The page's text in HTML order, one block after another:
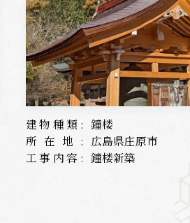
建物種類: 鐘楼
所在地: 広島県庄原市
工事内容: 鐘楼新築